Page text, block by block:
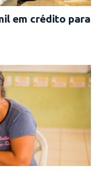
em crédito para